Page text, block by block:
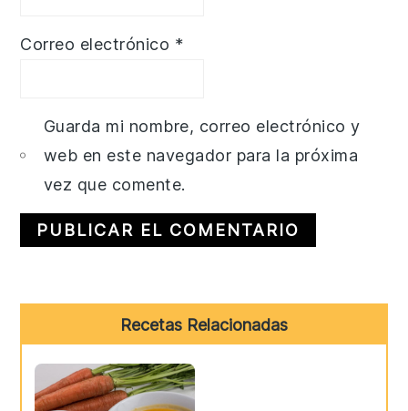
Correo electrónico *
Guarda mi nombre, correo electrónico y
web en este navegador para la próxima
vez que comente.
Sidebar
Recetas Relacionadas